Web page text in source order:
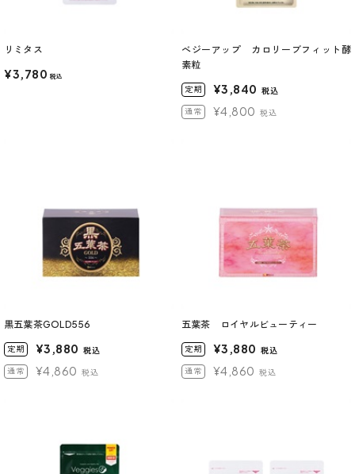
リミタス
¥3,780税込
べジーアップ カロリーブフィット酵
素粒
定期 ¥3,840 税込
通常 ¥4,800 税込
黒五葉茶GOLD556
定期 ¥3,880 税込
通常 ¥4,860 税込
五葉茶 ロイヤルビューティー
定期 ¥3,880 税込
通常 ¥4,860 税込